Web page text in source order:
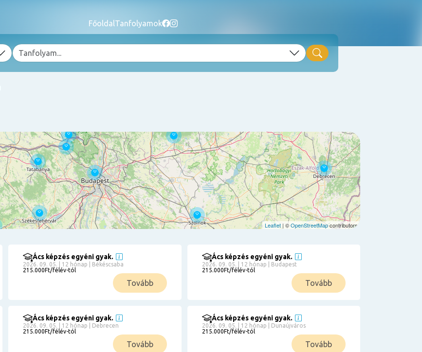
Főoldal Tanfolyamok
Leaflet | ©OpenStreetMapcontributors
Ács képzés egyéni gyak.
2026. 09. 05. | 12 hónap | Békéscsaba
215.000Ft/félév-tól
Tovább
Ács képzés egyéni gyak.
2026. 09. 05. | 12 hónap | Budapest
215.000Ft/félév-tól
Tovább
Ács képzés egyéni gyak.
2026. 09. 05. | 12 hónap | Debrecen
215.000Ft/félév-tól
Tovább
Ács képzés egyéni gyak.
2026. 09. 05. | 12 hónap | Dunaújváros
215.000Ft/félév-tól
Tovább